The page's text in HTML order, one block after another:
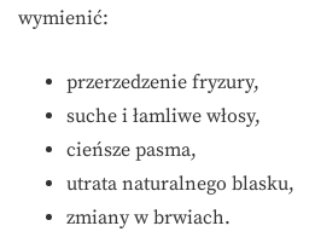
wymienić:
przerzedzenie fryzury,
suche i łamliwe włosy,
cieńsze pasma,
utrata naturalnego blasku,
zmiany w brwiach.